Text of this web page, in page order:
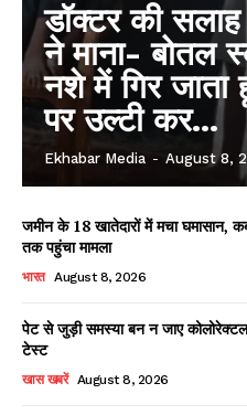
डॉक्टर की
ने माना- बोतल
नशे में गिर
पर उल्टी कर...
Ekhabar Media - August 8,
जमीन के 18 खातेदारों में मचा
तक पहुंचा मामला
भारत August 8, 2026
पेट से जुड़ी समस्या बन न जाए
टेस्ट
खास खबरें August 8, 2026